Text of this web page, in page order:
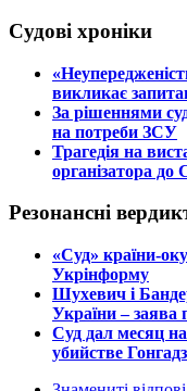
Судові хроніки
викликає
​За рішеннями
на потреби ЗСУ
​Трагедія на
організатора до
Резонансні
​«Суд» країни-
Укрінформу
Шухевич і
України – заява
Суд дал месяц
убийстве